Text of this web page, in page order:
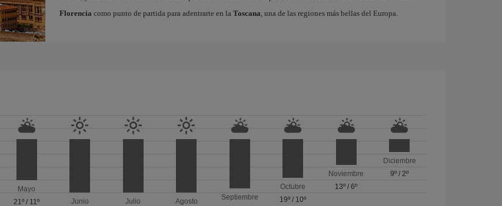
Florencia como punto de partida para adentrarte en la Toscana, una de las regiones más bellas del Europa.
Mayo
21º / 11º
Junio
Julio
Agosto
Septiembre
Octubre
19º / 10º
Noviembre
13º /6º
Diciembre
9º /2º